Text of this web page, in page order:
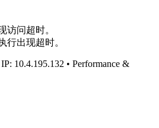
访问超时。
行出现超时。
: 10.4.195.132 • Performance &